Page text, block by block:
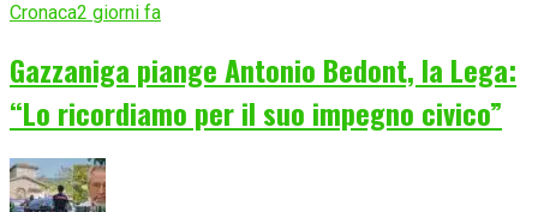
Cronaca2 giorni fa
Gazzaniga piange Antonio Bedont, la Lega:
“Lo ricordiamo per il suo impegno civico”